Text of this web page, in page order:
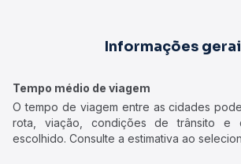
Informações
Tempo médio de viagem
O tempo de viagem entre as cidades
rota, viação, condições de trânsito
escolhido. Consulte a estimativa ao